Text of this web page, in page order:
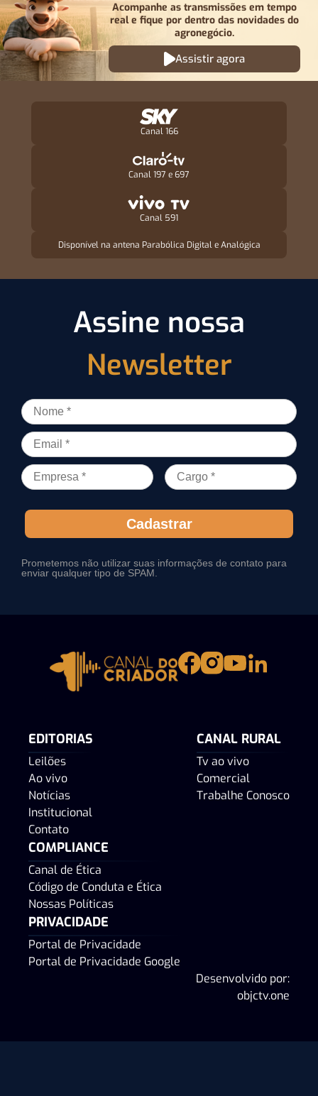
Acompanhe as transmissões em tempo
real e fique pordentro das novidades do
agronegócio.
Assistir agora
Canal 166
Canal 197 e 697
Canal 591
Disponível na antena Parabólica Digital e Analógica
Assine nossa
Newsletter
Cadastrar
Prometemos não utilizar suas informações de contato para
enviar qualquer tipo de SPAM.
EDITORIAS
Leilões
Ao vivo
Notícias
Institucional
Contato
CANAL RURAL
Tv ao vivo
Comercial
Trabalhe Conosco
COMPLIANCE
Canal de Ética
Código de Conduta e Ética
Nossas Políticas
PRIVACIDADE
Portal de Privacidade
Portal de Privacidade Google
Desenvolvido por:
objctv.one